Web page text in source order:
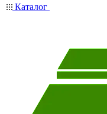
Каталог